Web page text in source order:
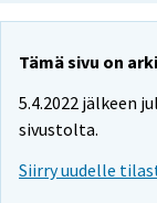
Tämä sivu on
5.4.2022 jälkeen
sivustolta.
Siirry uudelle